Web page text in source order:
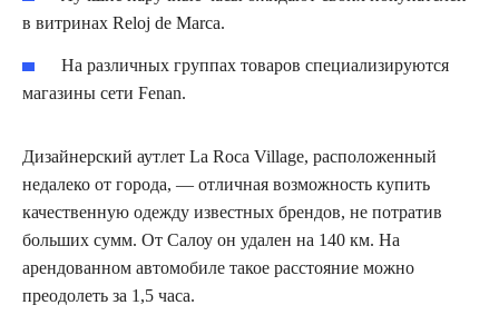
в витринах Reloj de Marca.
На различных группах товаров специализируются
магазины сети Fenan.
Дизайнерский аутлет La Roca Village, расположенный
недалеко от города, — отличная возможность купить
качественную одежду известных брендов, не потратив
больших сумм. От Салоу он удален на 140 км. На
арендованном автомобиле такое расстояние можно
преодолеть за 1,5 часа.